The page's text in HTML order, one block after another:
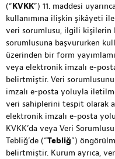
(“KVKK”) 11. maddesi
kullanımına ilişkin şikâyeti
veri sorumlusu, ilgili kişilerin
sorumlusuna başvururken
üzerinden bir form
veya elektronik imzalı e-
belirtmiştir. Veri
imzalı e-posta yoluyla
veri sahiplerini tespit olarak
elektronik imzalı e-posta
KVKK’da veya Veri
Tebliğ’de (“Tebliğ”)
belirtmiştir. Kurum ayrıca,